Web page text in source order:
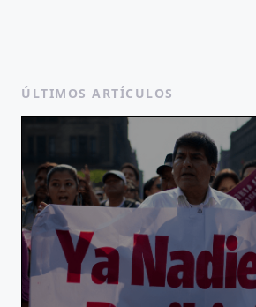
ÚLTIMOS ARTÍCULOS